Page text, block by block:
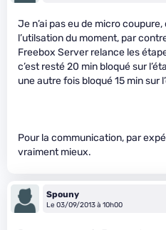
Je n’ai pas eu de micro
l’utilsation du moment, par
Freebox Server relance les
c’est resté 20 min bloqué sur
une autre fois bloqué 15 min sur
Pour la communication, par
vraiment mieux.
Spouny
Le 03/09/2013 à 10h00